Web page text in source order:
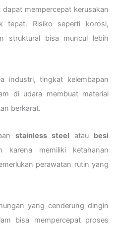
mempercepat kerusakan
tepat. Risiko seperti korosi,
struktural bisa muncul lebih
industri, tingkat kelembapan
di udara membuat material
berkarat.
stainless steel atau besi
karena memiliki ketahanan
perawatan rutin yang
yang cenderung dingin
bisa mempercepat proses